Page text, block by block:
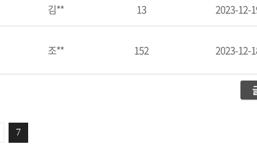
김** 13 2023-12-
조** 152 2023-12-
7